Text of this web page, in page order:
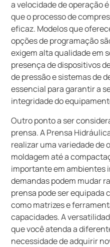
a velocidade de operação
que o processo de
eficaz. Modelos que
opções de programação
exigem alta qualidade em
presença de dispositivos
de pressão e sistemas de
essencial para garantir a
integridade do
Outro ponto a ser
prensa. A Prensa
realizar uma variedade de
moldagem até a
importante em ambientes
demandas podem mudar
prensa pode ser equipada
como matrizes e
capacidades. A
que você atenda a
necessidade de adquirir